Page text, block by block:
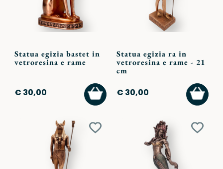
Statua egizia bastet in
vetroresina e rame
€ 30,00
AGGIUNGI
AL
CARRELLO
Statua egizia ra in
vetroresina e rame - 21
cm
€ 30,00
AL
Aggiungi